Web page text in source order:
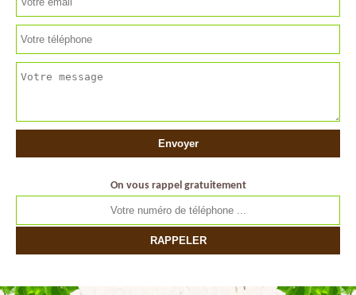
On vous rappel gratuitement